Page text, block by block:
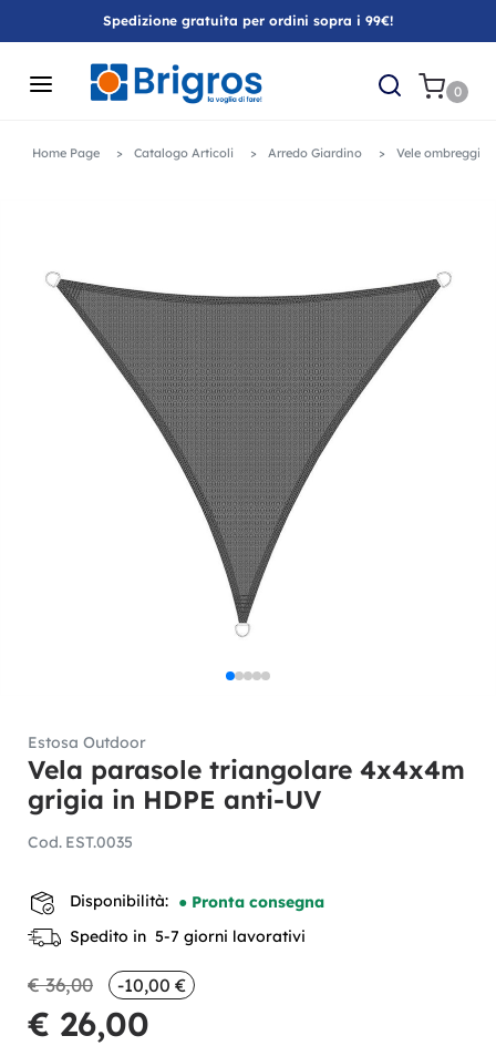
Spedizione gratuita per ordini sopra i 99€!
0
Home Page Catalogo Articoli Arredo Giardino Vele
Estosa Outdoor
Vela parasole triangolare 4x4x4m
grigia in HDPE anti-UV
Cod. EST.0035
Disponibilità: ● Pronta consegna
Spedito in 5-7 giorni lavorativi
€ 36,00 -10,00 €
€ 26,00